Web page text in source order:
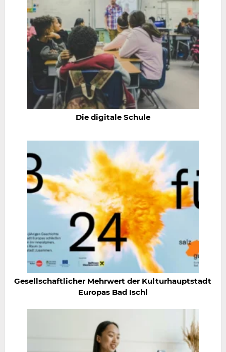
Die digitale Schule
Gesellschaftlicher Mehrwert der Kulturhauptstadt
Europas Bad Ischl